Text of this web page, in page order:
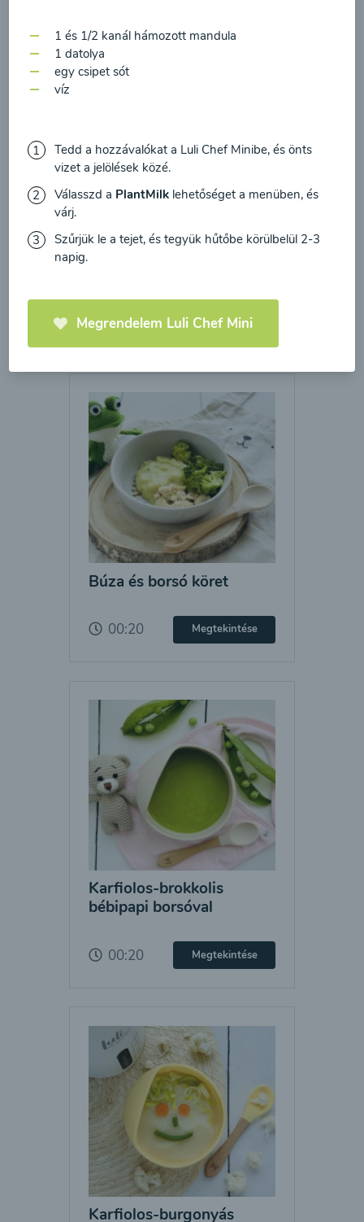
00:20 Megtekintése
Búza és borsó köret
00:20 Megtekintése
Karfiolos-brokkolis
bébipapi borsóval
00:20 Megtekintése
Karfiolos-burgonyás
1 és 1/2 kanál hámozott mandula
1 datolya
egy csipet sót
víz
Tedd a hozzávalókat a Luli Chef Minibe, és önts
vizet a jelölések közé.
Válasszd a PlantMilk lehetőséget a menüben, és
várj.
Szűrjük le a tejet, és tegyük hűtőbe körülbelül 2-3
napig.
Megrendelem Luli Chef Mini
megerősítem, hogy elolvastam
az adatvédelmi
irányelveket